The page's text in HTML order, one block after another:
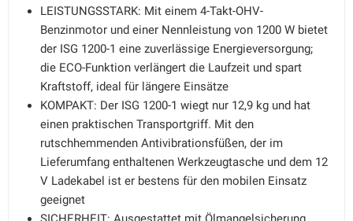
LEISTUNGSSTARK: Mit einem 4-Takt-OHV-
Benzinmotor und einer Nennleistung von 1200 W bietet
der ISG 1200-1 eine zuverlässige Energieversorgung;
die ECO-Funktion verlängert die Laufzeit und spart
Kraftstoff, ideal für längere Einsätze
KOMPAKT: Der ISG 1200-1 wiegt nur 12,9 kg und hat
einen praktischen Transportgriff. Mit den
rutschhemmenden Antivibrationsfüßen, der im
Lieferumfang enthaltenen Werkzeugtasche und dem 12
V Ladekabel ist er bestens für den mobilen Einsatz
geeignet